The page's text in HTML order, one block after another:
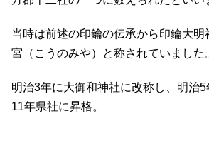
当時は前述の印鑰の伝承から印鑰大
宮（こうのみや）と称されていました
明治3年に大御和神社に改称し、明治
11年県社に昇格。